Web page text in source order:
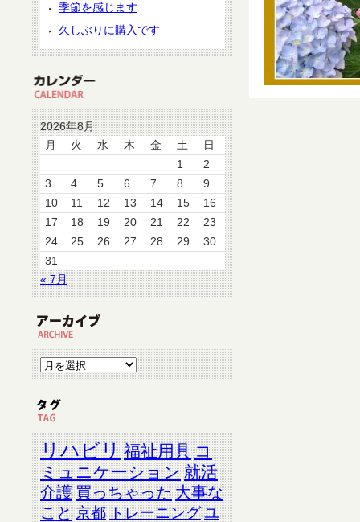
季節を感じます
久しぶりに購入です
2026年8月
月
火 水 木 金 土
日
1
2
3
4 5 6 7 8
9
10
11 12 13 14 15
16
17
18 19 20 21 22
23
24
25 26 27 28 29
30
31
« 7月
リハビリ 福祉用具コ
ミュニケーション 就活
介護 買っちゃった 大事な
こと 京都トレーニングユ